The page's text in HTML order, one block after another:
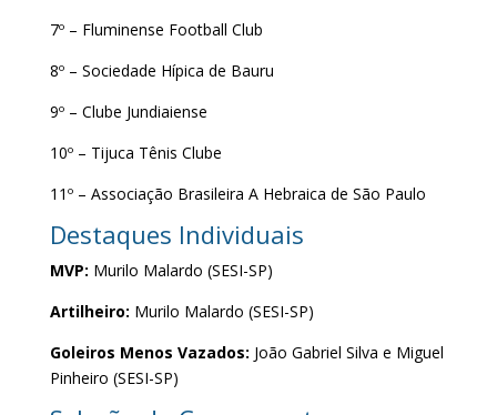
7º – Fluminense Football Club
8º – Sociedade Hípica de Bauru
9º – Clube Jundiaiense
10º – Tijuca Tênis Clube
11º – Associação Brasileira A Hebraica de São Paulo
Destaques Individuais
MVP: Murilo Malardo (SESI-SP)
Artilheiro: Murilo Malardo (SESI-SP)
Goleiros Menos Vazados: João Gabriel Silva e Miguel
Pinheiro (SESI-SP)